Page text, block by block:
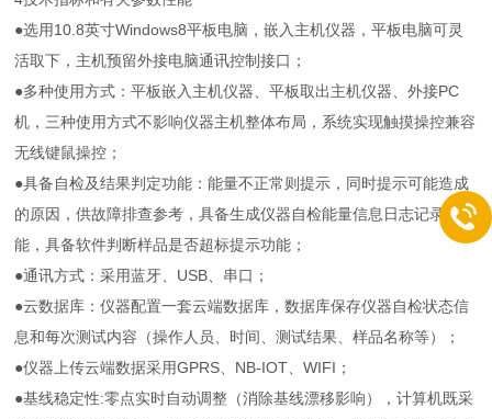
●选用10.8英寸Windows8平板电脑，嵌入主机仪器，平板电脑可灵
活取下，主机预留外接电脑通讯控制接口；
●多种使用方式：平板嵌入主机仪器、平板取出主机仪器、外接PC
机，三种使用方式不影响仪器主机整体布局，系统实现触摸操控兼容
无线键鼠操控；
●具备自检及结果判定功能：能量不正常则提示，同时提示可能造成
的原因，供故障排查参考，具备生成仪器自检能量信息日志记录功
能，具备软件判断样品是否超标提示功能；
●通讯方式：采用蓝牙、USB、串口；
●云数据库：仪器配置一套云端数据库，数据库保存仪器自检状态信
息和每次测试内容（操作人员、时间、测试结果、样品名称等）；
●仪器上传云端数据采用GPRS、NB-IOT、WIFI；
●基线稳定性:零点实时自动调整（消除基线漂移影响），计算机既采